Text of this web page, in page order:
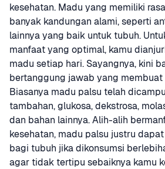
kesehatan. Madu yang memiliki
banyak kandungan alami, seperti
lainnya yang baik untuk tubuh.
manfaat yang optimal, kamu
madu setiap hari. Sayangnya, kini
bertanggung jawab yang membuat
Biasanya madu palsu telah
tambahan, glukosa, dekstrosa,
dan bahan lainnya. Alih-alih
kesehatan, madu palsu justru
bagi tubuh jika dikonsumsi
agar tidak tertipu sebaiknya kamu